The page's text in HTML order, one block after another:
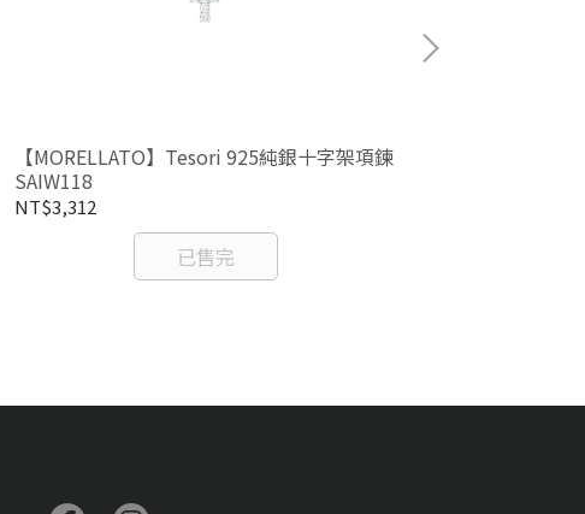
【MORELLATO】Tesori 925純銀十字架項鍊
SAIW118
NT$3,312
已售完